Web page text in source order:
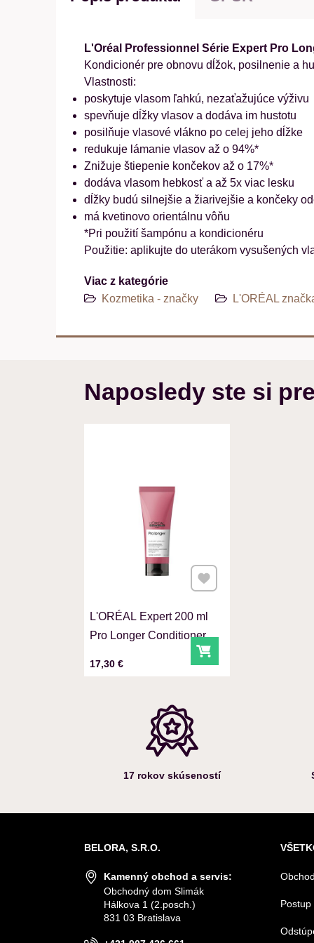
L'Oréal Professionnel Série Expert Pro
Kondicionér pre obnovu dĺžok, posilnenie a
Vlastnosti:
poskytuje vlasom ľahkú, nezaťažujúce výživu
spevňuje dĺžky vlasov a dodáva im hustotu
posilňuje vlasové vlákno po celej jeho dĺžke
redukuje lámanie vlasov až o 94%*
Znižuje štiepenie končekov až o 17%*
dodáva vlasom hebkosť a až 5x viac lesku
dĺžky budú silnejšie a žiarivejšie a končeky
má kvetinovo orientálnu vôňu
*Pri použití šampónu a kondicionéru
Použitie: aplikujte do uterákom vysušených
Viac z kategórie
Kozmetika - značky
L'ORÉAL
Naposledy ste si
L'ORÉAL Expert 200 ml
Pro Longer Conditioner
Cena s DPH
17,30 € Do košíka
Pridať k Obľúbeným
17 rokov skúseností
BELORA, S.R.O.
Kamenný obchod a servis:
Obchodný dom Slimák
Hálkova 1 (2.posch.)
831 03 Bratislava